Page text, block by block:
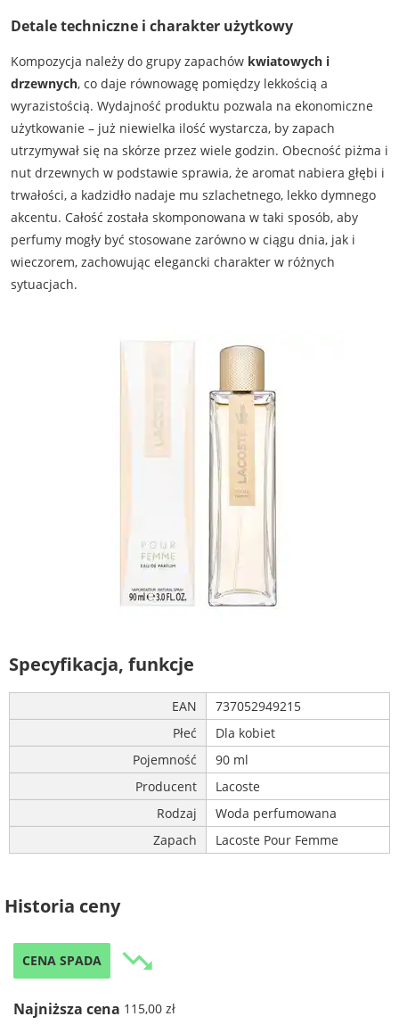
Detale techniczne i charakter użytkowy
Kompozycja należy do grupy zapachów kwiatowych i
drzewnych, co daje równowagę pomiędzy lekkością a
wyrazistością. Wydajność produktu pozwala na ekonomiczne
użytkowanie – już niewielka ilość wystarcza, by zapach
utrzymywał się na skórze przez wiele godzin. Obecność piżma i
nut drzewnych w podstawie sprawia, że aromat nabiera głębi i
trwałości, a kadzidło nadaje mu szlachetnego, lekko dymnego
akcentu. Całość została skomponowana w taki sposób, aby
perfumy mogły być stosowane zarówno w ciągu dnia, jak i
wieczorem, zachowując elegancki charakter w różnych
sytuacjach.
Specyfikacja, funkcje
EAN
737052949215
Płeć
Dla kobiet
Pojemność
90 ml
Producent
Lacoste
Rodzaj
Woda perfumowana
Zapach
Lacoste Pour Femme
Historia ceny
CENA SPADA trending_down
Najniższa cena 115,00 zł